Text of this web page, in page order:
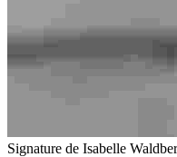
Signature de Isabelle